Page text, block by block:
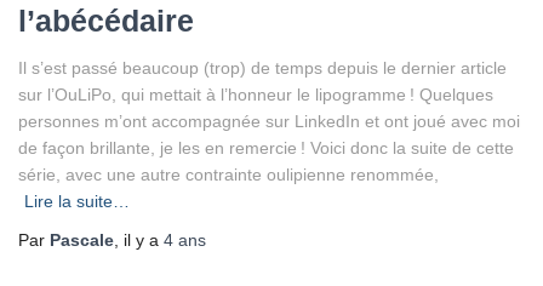
l’abécédaire
Il s’est passé beaucoup (trop) de temps depuis le dernier article
sur l’OuLiPo, qui mettait à l’honneur le lipogramme ! Quelques
personnes m’ont accompagnée sur LinkedIn et ont joué avec moi
de façon brillante, je les en remercie ! Voici donc la suite de cette
série, avec une autre contrainte oulipienne renommée,
Lire la suite…
Par Pascale , il y a 4 ans